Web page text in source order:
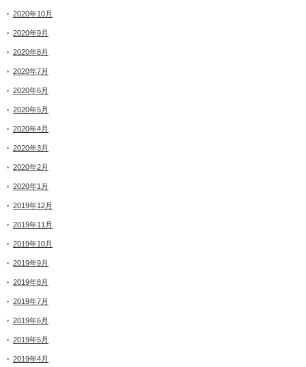
2020年10月
2020年9月
2020年8月
2020年7月
2020年6月
2020年5月
2020年4月
2020年3月
2020年2月
2020年1月
2019年12月
2019年11月
2019年10月
2019年9月
2019年8月
2019年7月
2019年6月
2019年5月
2019年4月